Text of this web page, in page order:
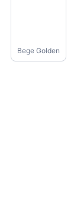
Bege Golden